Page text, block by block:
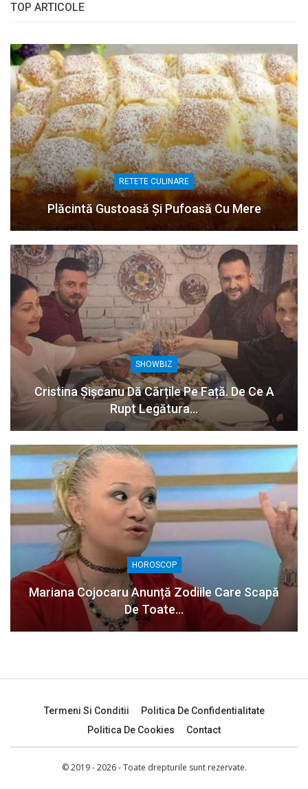
TOP ARTICOLE
RETETE CULINARE
Plăcintă Gustoasă Și Pufoasă Cu Mere
SHOWBIZ
Cristina Șișcanu Dă Cărțile Pe Față. De Ce A
Rupt Legătura…
HOROSCOP
Mariana Cojocaru Anunță Zodiile Care Scapă
De Toate…
Termeni Si Conditii
Politica De Confidentialitate
Politica De Cookies
Contact
© 2019 - 2026 - Toate drepturile sunt rezervate.